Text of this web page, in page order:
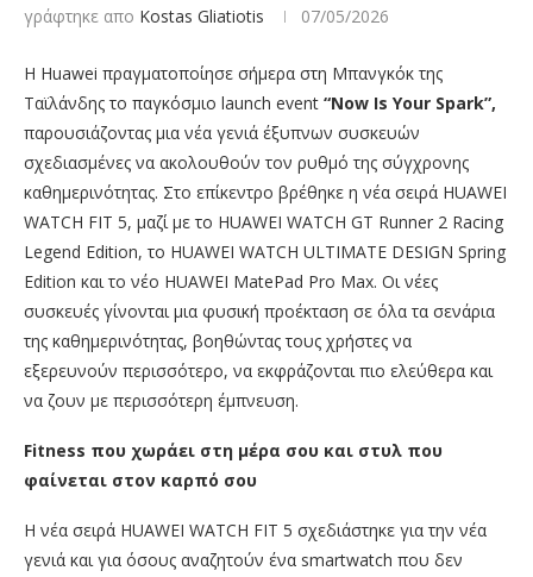
γράφτηκε απο Kostas Gliatiotis 07/05/2026
Η Huawei πραγματοποίησε σήμερα στη Μπανγκόκ της
Ταϊλάνδης το παγκόσμιο launch event “Now Is Your Spark”,
παρουσιάζοντας μια νέα γενιά έξυπνων συσκευών
σχεδιασμένες να ακολουθούν τον ρυθμό της σύγχρονης
καθημερινότητας. Στο επίκεντρο βρέθηκε η νέα σειρά HUAWEI
WATCH FIT 5, μαζί με το HUAWEI WATCH GT Runner 2 Racing
Legend Edition, το HUAWEI WATCH ULTIMATE DESIGN Spring
Edition και το νέο HUAWEI MatePad Pro Max. Οι νέες
συσκευές γίνονται μια φυσική προέκταση σε όλα τα σενάρια
της καθημερινότητας, βοηθώντας τους χρήστες να
εξερευνούν περισσότερο, να εκφράζονται πιο ελεύθερα και
να ζουν με περισσότερη έμπνευση.
Fitness που χωράει στη μέρα σου και στυλ που
φαίνεται στον καρπό σου
Η νέα σειρά HUAWEI WATCH FIT 5 σχεδιάστηκε για την νέα
γενιά και για όσους αναζητούν ένα smartwatch που δεν